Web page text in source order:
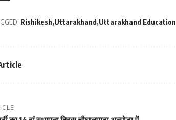
Rishikesh Uttarakhand Uttarakhand Education